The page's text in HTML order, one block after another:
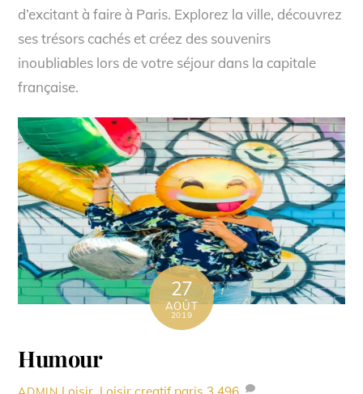
d’excitant à faire à Paris. Explorez la ville, découvrez
ses trésors cachés et créez des souvenirs
inoubliables lors de votre séjour dans la capitale
française.
27
AOÛT
2019
Humour
ADMIN Loisir, Loisir creatif paris 3 496